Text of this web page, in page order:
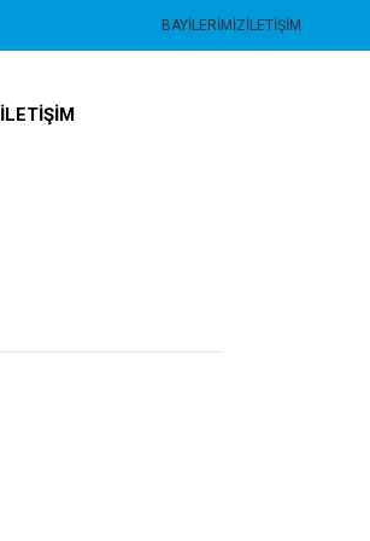
BAYILERIMIZİLETIŞIM
İLETIŞIM